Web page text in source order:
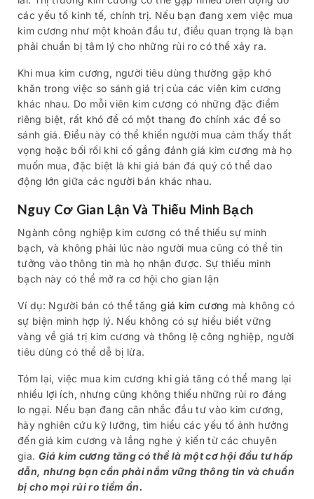
các yếu tố kinh tế, chính trị. Nếu bạn đang xem việc mua
kim cương như một khoản đầu tư, điều quan trọng là bạn
phải chuẩn bị tâm lý cho những rủi ro có thể xảy ra.
Khi mua kim cương, người tiêu dùng thường gặp khó
khăn trong việc so sánh giá trị của các viên kim cương
khác nhau. Do mỗi viên kim cương có những đặc điểm
riêng biệt, rất khó để có một thang đo chính xác để so
sánh giá. Điều này có thể khiến người mua cảm thấy thất
vọng hoặc bối rối khi cố gắng đánh giá kim cương mà họ
muốn mua, đặc biệt là khi giá bán đá quý có thể dao
động lớn giữa các người bán khác nhau.
Nguy Cơ Gian Lận Và Thiếu Minh Bạch
Ngành công nghiệp kim cương có thể thiếu sự minh
bạch, và không phải lúc nào người mua cũng có thể tin
tưởng vào thông tin mà họ nhận được. Sự thiếu minh
bạch này có thể mở ra cơ hội cho gian lận
Ví dụ: Người bán có thể tănggiá kim cương mà không có
sự biện minh hợp lý. Nếu không có sự hiểu biết vững
vàng về giá trị kim cương và thông lệ công nghiệp, người
tiêu dùng có thể dễ bị lừa.
Tóm lại, việc mua kim cương khi giá tăng có thể mang lại
nhiều lợi ích, nhưng cũng không thiếu những rủi ro đáng
lo ngại. Nếu bạn đang cân nhắc đầu tư vào kim cương,
hãy nghiên cứu kỹ lưỡng, tìm hiểu các yếu tố ảnh hưởng
đến giá kim cương và lắng nghe ý kiến từ các chuyên
gia. Giá kim cương tăng có thể là một cơ hội đầu tư hấp
dẫn, nhưng bạn cần phải nắm vững thông tin và chuẩn
bị cho mọi rủi ro tiềm ẩn.